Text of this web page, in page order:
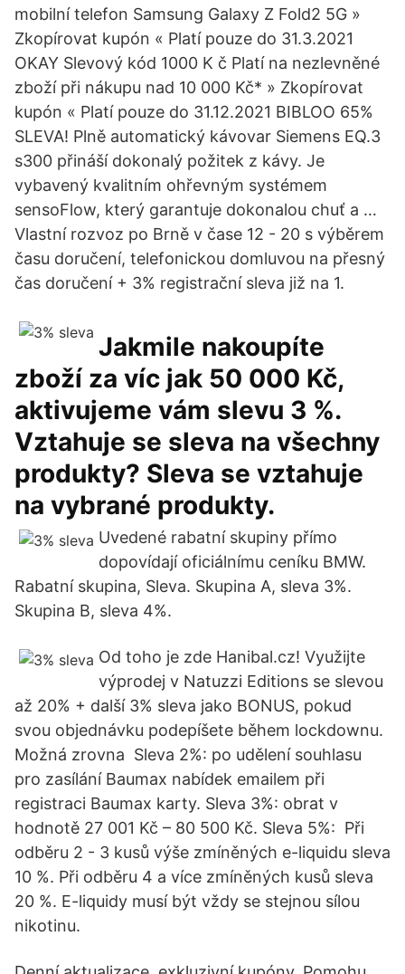
mobilní telefon Samsung Galaxy Z Fold2 5G »
Zkopírovat kupón « Platí pouze do 31.3.2021
OKAY Slevový kód 1000 K č Platí na nezlevněné
zboží při nákupu nad 10 000 Kč* » Zkopírovat
kupón « Platí pouze do 31.12.2021 BIBLOO 65%
SLEVA! Plně automatický kávovar Siemens EQ.3
s300 přináší dokonalý požitek z kávy. Je
vybavený kvalitním ohřevným systémem
sensoFlow, který garantuje dokonalou chuť a …
Vlastní rozvoz po Brně v čase 12 - 20 s výběrem
času doručení, telefonickou domluvou na přesný
čas doručení + 3% registrační sleva již na 1.
Jakmile nakoupíte
zboží za víc jak 50 000 Kč,
aktivujeme vám slevu 3 %.
Vztahuje se sleva na všechny
produkty? Sleva se vztahuje
na vybrané produkty.
Uvedené rabatní skupiny přímo
dopovídají oficiálnímu ceníku BMW.
Rabatní skupina, Sleva. Skupina A, sleva 3%.
Skupina B, sleva 4%.
Od toho je zde Hanibal.cz! Využijte
výprodej v Natuzzi Editions se slevou
až 20% + další 3% sleva jako BONUS, pokud
svou objednávku podepíšete během lockdownu.
Možná zrovna Sleva 2%: po udělení souhlasu
pro zasílání Baumax nabídek emailem při
registraci Baumax karty. Sleva 3%: obrat v
hodnotě 27 001 Kč – 80 500 Kč. Sleva 5%: Při
odběru 2 - 3 kusů výše zmíněných e-liquidu sleva
10 %. Při odběru 4 a více zmíněných kusů sleva
20 %. E-liquidy musí být vždy se stejnou sílou
nikotinu.